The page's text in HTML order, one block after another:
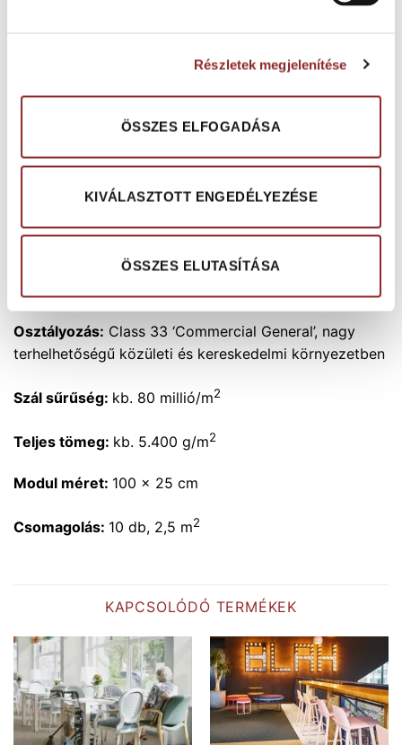
Részletek megjelenítése
ÖSSZES ELFOGADÁSA
KIVÁLASZTOTT ENGEDÉLYEZÉSE
ÖSSZES ELUTASÍTÁSA
100% 6.6 poliamid
Hátlap anyaga:több rétegű, üvegszál erősítésű, PVC
hátlap és újrahasznosított, vastagabb, üvegszál
erősítésű PVC alj
Szál magassága:
Osztályozás: Class 33 ‘Commercial General’, nagy
terhelhetőségű közületi és kereskedelmi környezetben
Szál sűrűség: kb. 80 millió/m2
Teljes tömeg: kb. 5.400 g/m2
Modul méret: 100 x 25 cm
Csomagolás: 10 db, 2,5 m2
KAPCSOLÓDÓ TERMÉKEK